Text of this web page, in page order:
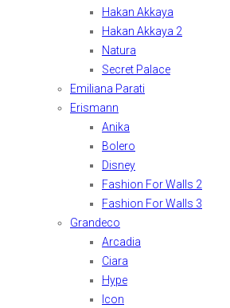
Hakan Akkaya
Hakan Akkaya 2
Natura
Secret Palace
Emiliana Parati
Erismann
Anika
Bolero
Disney
Fashion For Walls 2
Fashion For Walls 3
Grandeco
Arcadia
Ciara
Hype
Icon